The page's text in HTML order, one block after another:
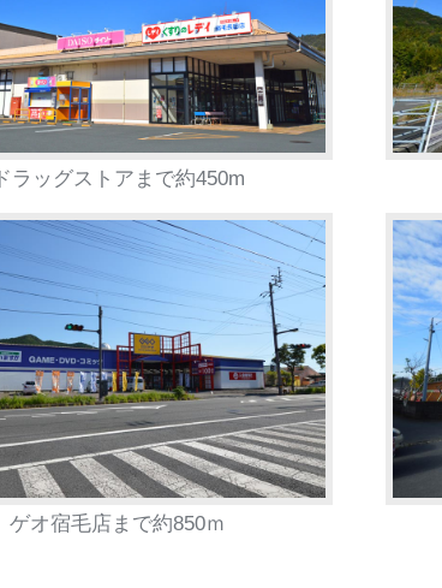
ドラッグストアまで約450m
ゲオ宿毛店まで約850ｍ